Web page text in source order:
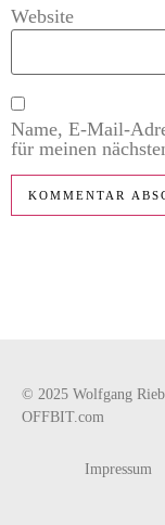
Website
Name, E-Mail-
für meinen
© 2025 Wolfgang
OFFBIT.com
Impressum